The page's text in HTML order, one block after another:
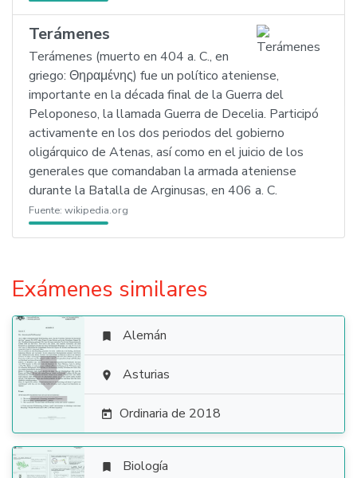
Terámenes
Terámenes (muerto en 404 a. C., en
griego: Θηραμένης) fue un político ateniense,
importante en la década final de la Guerra del
Peloponeso, la llamada Guerra de Decelia. Participó
activamente en los dos periodos del gobierno
oligárquico de Atenas, así como en el juicio de los
generales que comandaban la armada ateniense
durante la Batalla de Arginusas, en 406 a. C.
Fuente: wikipedia.org
Exámenes similares

 Alemán
 Asturias
 Ordinaria de 2018
 Biología